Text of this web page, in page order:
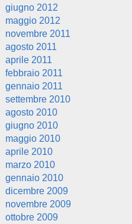
giugno 2012
maggio 2012
novembre 2011
agosto 2011
aprile 2011
febbraio 2011
gennaio 2011
settembre 2010
agosto 2010
giugno 2010
maggio 2010
aprile 2010
marzo 2010
gennaio 2010
dicembre 2009
novembre 2009
ottobre 2009